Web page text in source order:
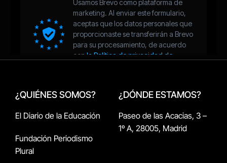
¿QUIÉNES SOMOS?
El Diario de la Educación
Fundación Periodismo
Plural
¿DÓNDE ESTAMOS?
Paseo de las Acacias, 3 –
1º A, 28005, Madrid